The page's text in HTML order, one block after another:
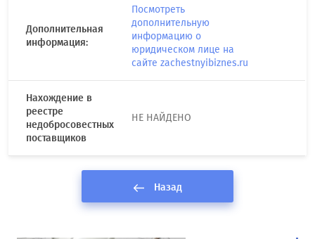
Дополнительная
информация:
Посмотреть
дополнительную
информацию о
юридическом лице на
сайте zachestnyibiznes.ru
Нахождение в
реестре
недобросовестных
поставщиков
НЕ НАЙДЕНО
Назад